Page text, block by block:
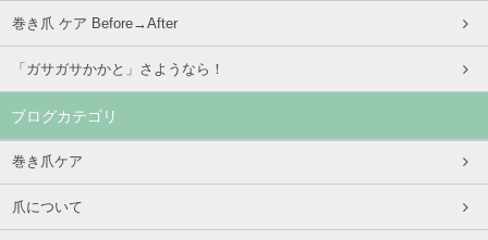
巻き爪 ケア Before→After
「ガサガサかかと」さようなら！
ブログカテゴリ
巻き爪ケア
爪について